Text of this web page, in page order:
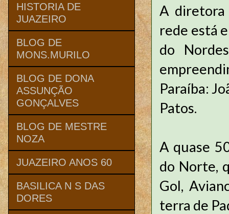
A diretora
rede está
do
Paraíba:
Patos.
A quase
do Norte,
Gol,
terra de
HISTORIA DE
JUAZEIRO
BLOG DE
MONS.MURILO
BLOG DE DONA
ASSUNÇÃO
GONÇALVES
BLOG DE MESTRE
NOZA
JUAZEIRO ANOS 60
BASILICA N S DAS
DORES